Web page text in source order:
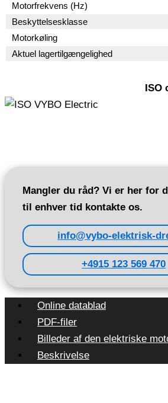
Motorfrekvens (Hz)
Beskyttelsesklasse
Motorkøling
Aktuel lagertilgængelighed
ISO
Mangler du råd? Vi er her for
til enhver tid kontakte os.
info@vybo-elektrisk-
+4915 123 569 470
Online datablad
PDF-filer
Billeder af den elektriske
Beskrivelse